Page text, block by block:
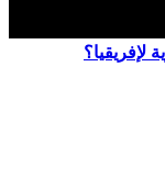
لإفريقيا؟